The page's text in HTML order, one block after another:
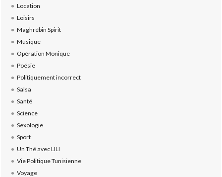
Location
Loisirs
Maghrébin Spirit
Musique
Opération Monique
Poésie
Politiquement incorrect
Salsa
Santé
Science
Sexologie
Sport
Un Thé avec LILI
Vie Politique Tunisienne
Voyage